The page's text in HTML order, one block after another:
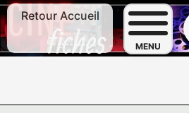
Retour Accueil
MENU